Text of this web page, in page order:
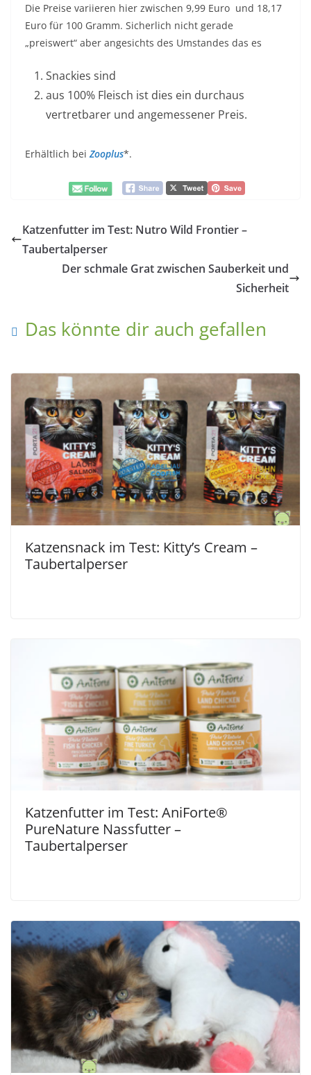
Die Preise variieren hier zwischen 9,99 Euro und 18,17
Euro für 100 Gramm. Sicherlich nicht gerade
„preiswert“ aber angesichts des Umstandes das es
Snackies sind
aus 100% Fleisch ist dies ein durchaus
vertretbarer und angemessener Preis.
Erhältlich beiZooplus*.
Katzenfutter im Test: Nutro Wild Frontier –
Taubertalperser
Der schmale Grat zwischen Sauberkeit und
Sicherheit
Das könnte dir auch gefallen
Katzensnack im Test: Kitty’s Cream –
Taubertalperser
Katzenfutter im Test: AniForte®
PureNature Nassfutter –
Taubertalperser